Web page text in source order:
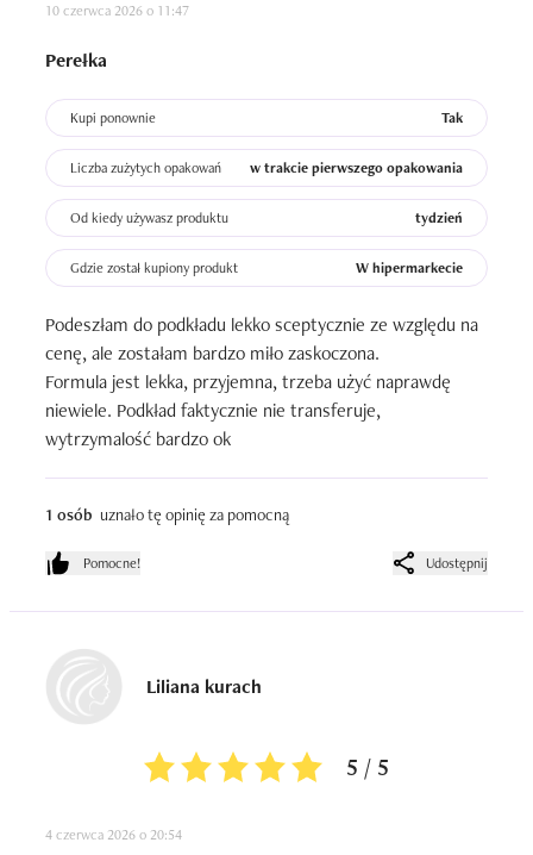
10 czerwca 2026 o 11:47
Perełka
Kupi ponownie Tak
Liczba zużytych opakowań w trakcie pierwszego opakowania
Od kiedy używasz produktu tydzień
Gdzie został kupiony produkt W hipermarkecie
Podeszłam do podkładu lekko sceptycznie ze względu na
cenę, ale zostałam bardzo miło zaskoczona.
Formula jest lekka, przyjemna, trzeba użyć naprawdę
niewiele. Podkład faktycznie nie transferuje,
wytrzymalość bardzo ok
1 osób uznało tę opinię za pomocną
Pomocne! Udostępnij
Liliana kurach
5 / 5
4 czerwca 2026 o 20:54